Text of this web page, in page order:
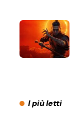
I più letti